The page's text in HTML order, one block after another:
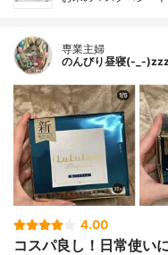
専業主婦
のんびり昼寝(-_-)zzz
4.00
コスパ良し！日常使い